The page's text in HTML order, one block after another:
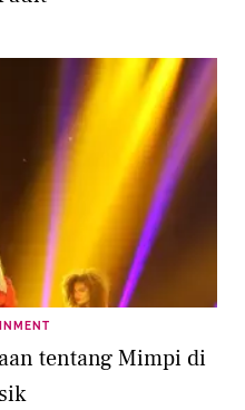
tentang Mimpi di